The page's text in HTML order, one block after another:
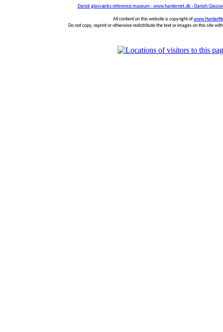
Dansk glasværks reference museum - www.hardernet.dk - Danish
All content on this website is copyright of
Do not copy, reprint or otherwise redistribute the text or images on this site